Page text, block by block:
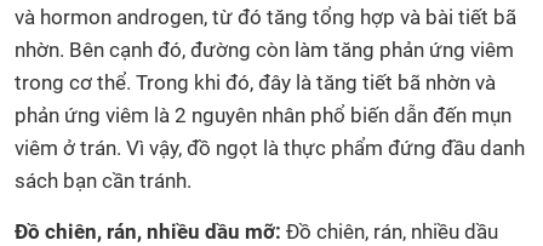
và hormon androgen, từ đó tăng tổng hợp và bài tiết bã
nhờn. Bên cạnh đó, đường còn làm tăng phản ứng viêm
trong cơ thể. Trong khi đó, đây là tăng tiết bã nhờn và
phản ứng viêm là 2 nguyên nhân phổ biến dẫn đến mụn
viêm ở trán. Vì vậy, đồ ngọt là thực phẩm đứng đầu danh
sách bạn cần tránh.
Đồ chiên, rán, nhiều dầu mỡ: Đồ chiên, rán, nhiều dầu